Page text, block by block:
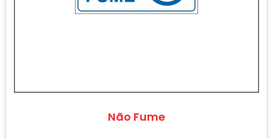
Não Fume